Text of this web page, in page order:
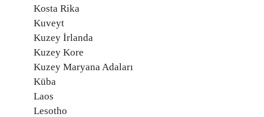
Kosta Rika
Kuveyt
Kuzey İrlanda
Kuzey Kore
Kuzey Maryana Adaları
Küba
Laos
Lesotho